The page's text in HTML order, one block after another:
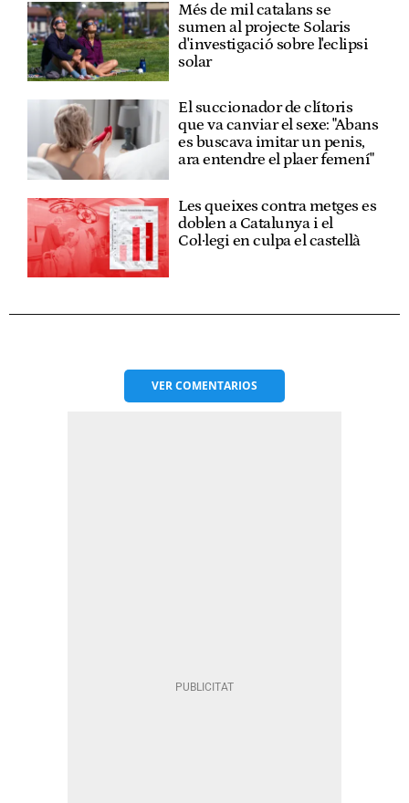
Més de mil catalans se
sumen al projecte Solaris
d'investigació sobre l'eclipsi
solar
El succionador de clítoris
que va canviar el sexe: "Abans
es buscava imitar un penis,
ara entendre el plaer femení"
Les queixes contra metges es
doblen a Catalunya i el
Col·legi en culpa el castellà
VERCOMENTARIOS